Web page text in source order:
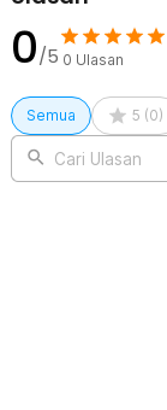
0/5 0 Ulasan
Semua 5 (0)
Cari Ulasan